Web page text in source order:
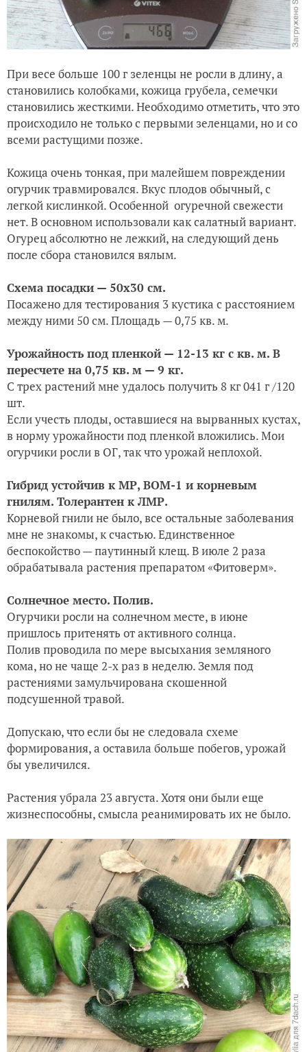
При весе больше 100 г зеленцы не росли в длину, а
становились колобками, кожица грубела, семечки
становились жесткими. Необходимо отметить, что это
происходило не только с первыми зеленцами, но и со
всеми растущими позже.
Кожица очень тонкая, при малейшем повреждении
огурчик травмировался. Вкус плодов обычный, с
легкой кислинкой. Особенной огуречной свежести
нет. В основном использовали как салатный вариант.
Огурец абсолютно не лежкий, на следующий день
после сбора становился вялым.
Схема посадки — 50х30 см.
Посажено для тестирования 3 кустика с расстоянием
между ними 50 см. Площадь — 0,75 кв. м.
Урожайность под пленкой — 12-13 кг с кв. м. В
пересчете на 0,75 кв. м — 9 кг.
С трех растений мне удалось получить 8 кг 041 г /120
шт.
Если учесть плоды, оставшиеся на вырванных кустах,
в норму урожайности под пленкой вложились. Мои
огурчики росли в ОГ, так что урожай неплохой.
Гибрид устойчив к МР, ВОМ-1 и корневым
гнилям. Толерантен к ЛМР.
Корневой гнили не было, все остальные заболевания
мне не знакомы, к счастью. Единственное
беспокойство — паутинный клещ. В июле 2 раза
обрабатывала растения препаратом «Фитоверм».
Солнечное место. Полив.
Огурчики росли на солнечном месте, в июне
пришлось притенять от активного солнца.
Полив проводила по мере высыхания земляного
кома, но не чаще 2-х раз в неделю. Земля под
растениями замульчирована скошенной
подсушенной травой.
Допускаю, что если бы не следовала схеме
формирования, а оставила больше побегов, урожай
бы увеличился.
Растения убрала 23 августа. Хотя они были еще
жизнеспособны, смысла реанимировать их не было.